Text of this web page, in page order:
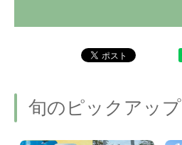
旬のピックアップ